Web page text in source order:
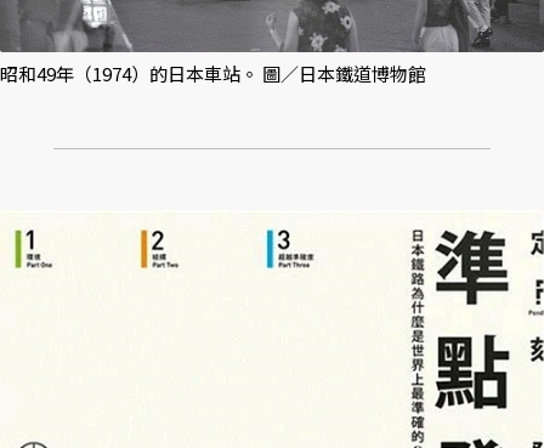
昭和49年（1974）的日本車站。 圖／日本鐵道博物館